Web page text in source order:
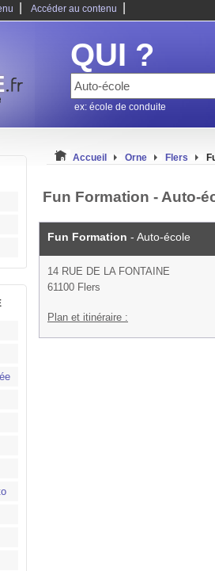
Accéder au contenu
QUI ?
ex: école de conduite
Accueil Orne Flers
Fun Formation - Auto-
Fun Formation - Auto-école
14 RUE DE LA FONTAINE
61100 Flers
Plan et itinéraire :